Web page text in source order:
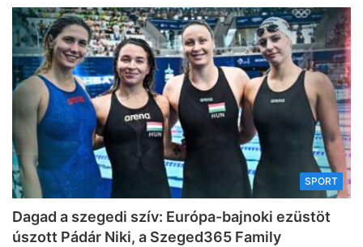
SPORT
Dagad a szegedi szív: Európa-bajnoki ezüstöt
úszott Pádár Niki, a Szeged365 Family